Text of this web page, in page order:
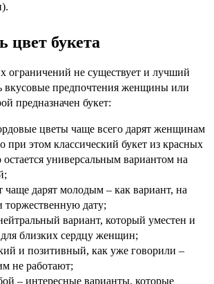
цвет букета
ограничений не существует и лучший
вкусовые предпочтения женщины или
предназначен букет:
цветы чаще всего дарят женщинам
при этом классический букет из красных
остается универсальным вариантом на
чаще дарят молодым – как вариант, на
торжественную дату;
вариант, который уместен и
для близких сердцу женщин;
и позитивный, как уже говорили –
не работают;
– интересные варианты, которые